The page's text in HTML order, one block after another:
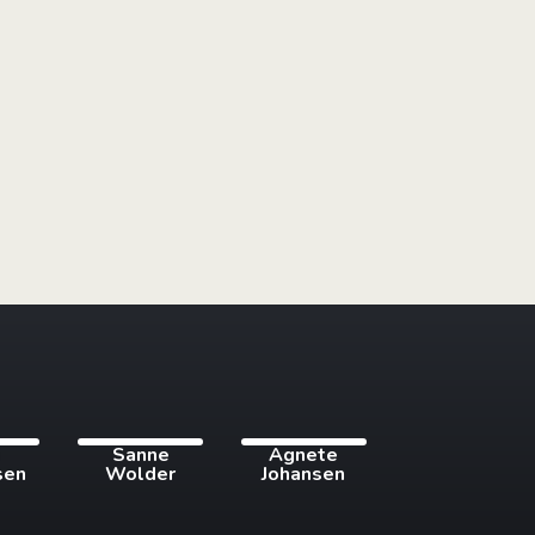
Sanne
Wolder
Agnete
Johansen